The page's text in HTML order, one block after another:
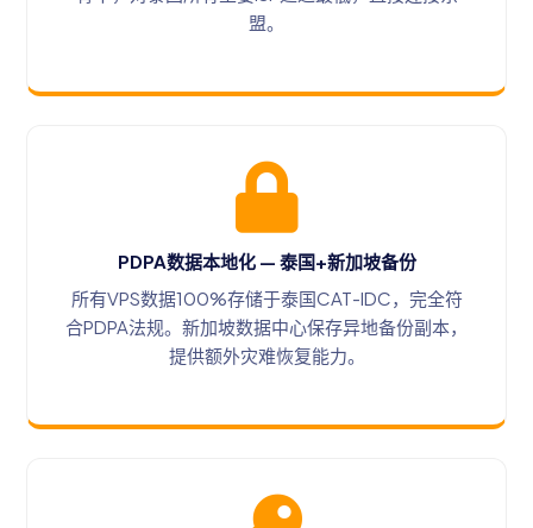
盟。
PDPA数据本地化 — 泰国+新加坡备份
所有VPS数据100%存储于泰国CAT-IDC，完全符
合PDPA法规。新加坡数据中心保存异地备份副本，
提供额外灾难恢复能力。